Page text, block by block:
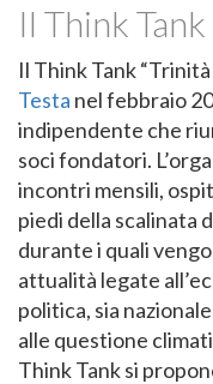
Il Think
Il Think Tank
Testa nel febbraio
indipendente che
soci fondatori.
incontri mensili,
piedi della scalinata
durante i quali
attualità legate
politica, sia
alle questione
Think Tank si